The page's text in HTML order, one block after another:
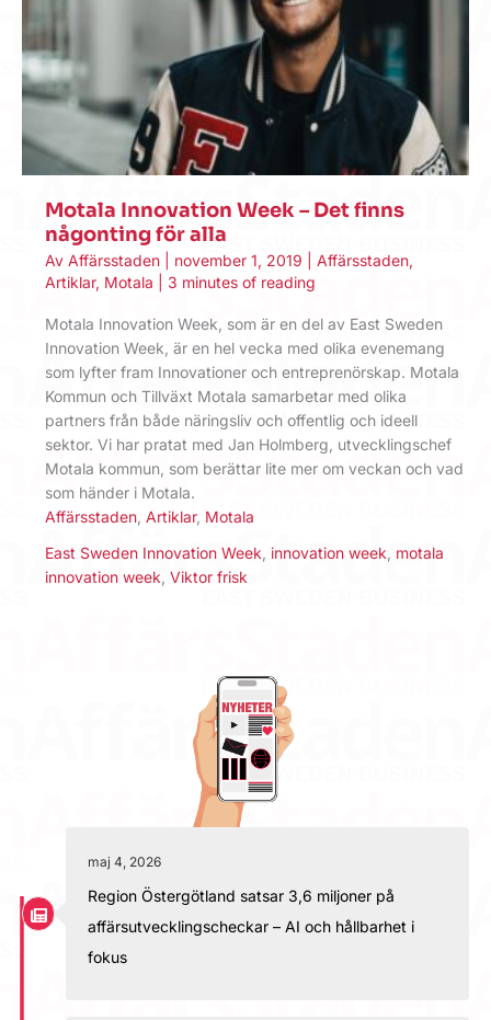
Motala Innovation Week – Det finns
någonting för alla
Av Affärsstaden november 1, 2019 Affärsstaden,
Artiklar, Motala 3 minutes of reading
Motala Innovation Week, som är en del av East Sweden
Innovation Week, är en hel vecka med olika evenemang
som lyfter fram Innovationer och entreprenörskap. Motala
Kommun och Tillväxt Motala samarbetar med olika
partners från både näringsliv och offentlig och ideell
sektor. Vi har pratat med Jan Holmberg, utvecklingschef
Motala kommun, som berättar lite mer om veckan och vad
som händer i Motala.
Affärsstaden Artiklar, Motala
East Sweden Innovation Week innovation week motala
innovation week Viktor frisk
maj 4, 2026
Region Östergötland satsar 3,6 miljoner på
affärsutvecklingscheckar – AI och hållbarhet i
fokus